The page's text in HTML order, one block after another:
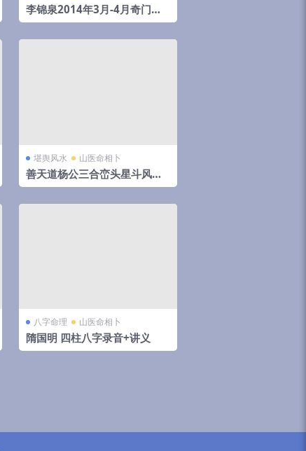
李锦泉2014年3月-4月奇门遁
甲培训录音+教材pdf 移动网盘
堪舆风水 山医命相卜
善天道杨公三合峦头星斗风水
直断视频共69集
八字命理 山医命相卜
隋国明 四柱八字录音+讲义